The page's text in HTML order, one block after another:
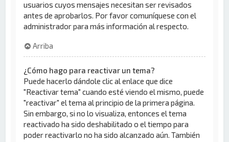
usuarios cuyos mensajes necesitan ser revisados
antes de aprobarlos. Por favor comuníquese con el
administrador para más información al respecto.
Arriba
¿Cómo hago para reactivar un tema?
Puede hacerlo dándole clic al enlace que dice
"Reactivar tema" cuando esté viendo el mismo, puede
"reactivar" el tema al principio de la primera página.
Sin embargo, si no lo visualiza, entonces el tema
reactivado ha sido deshabilitado o el tiempo para
poder reactivarlo no ha sido alcanzado aún. También